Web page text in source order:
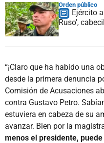
Orden público
Ejército
Ruso’,
“¡Claro que ha habido una
desde la primera denuncia
Comisión de Acusaciones
contra Gustavo Petro.
estuviera en cabeza de su
avanzar. Bien por la
menos el presidente,